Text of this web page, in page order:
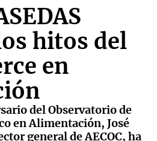
hitos del
en
del Observatorio de
en Alimentación, José
general de AECOC, ha